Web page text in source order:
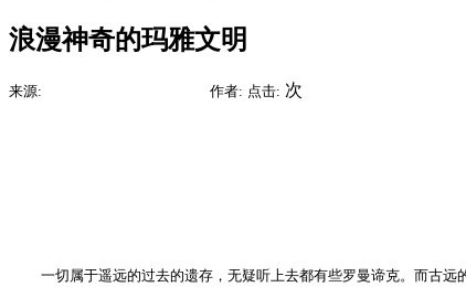
浪漫神奇的玛雅文明
来源: 作者: 点击: 次
一切属于遥远的过去的遗存，无疑听上去都有些罗曼谛克。而古远